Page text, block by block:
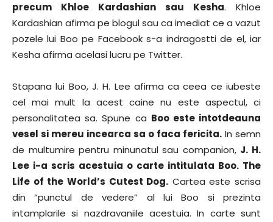
precum Khloe Kardashian sau Kesha. Khloe
Kardashian afirma pe blogul sau ca imediat ce a vazut
pozele lui Boo pe Facebook s-a indragostti de el, iar
Kesha afirma acelasi lucru pe Twitter.
Stapana lui Boo, J. H. Lee afirma ca ceea ce iubeste
cel mai mult la acest caine nu este aspectul, ci
personalitatea sa. Spune ca Boo este intotdeauna
vesel si mereu incearca sa o faca fericita. In semn
de multumire pentru minunatul sau companion, J. H.
Lee i-a scris acestuia o carte intitulata Boo. The
Life of the World’s Cutest Dog. Cartea este scrisa
din “punctul de vedere” al lui Boo si prezinta
intamplarile si nazdravaniile acestuia. In carte sunt